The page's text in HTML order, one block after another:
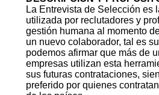
La Entrevista de Selección es
utilizada por reclutadores y
gestión humana al momento
un nuevo colaborador, tal es
podemos afirmar que más de
empresas utilizan esta
sus futuras contrataciones,
preferido por quienes